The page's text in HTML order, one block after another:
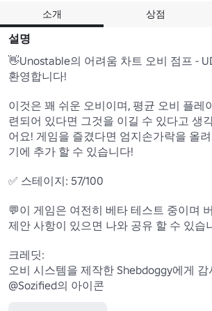
소개 상점
설명
👋Unostable의 어려움 차트 오비 점프 -
환영합니다!
이것은 꽤 쉬운 오비이며, 평균 오비 플레
련되어 있다면 그것을 이길 수 있다고 생
어요! 게임을 즐겼다면 엄지손가락을 올
기에 추가 할 수 있습니다!
✅ 스테이지: 57/100
💬이 게임은 여전히 베타 테스트 중이며
제안 사항이 있으면 나와 공유 할 수 있습
크레딧:
오비 시스템을 제작한 Shebdoggy에게